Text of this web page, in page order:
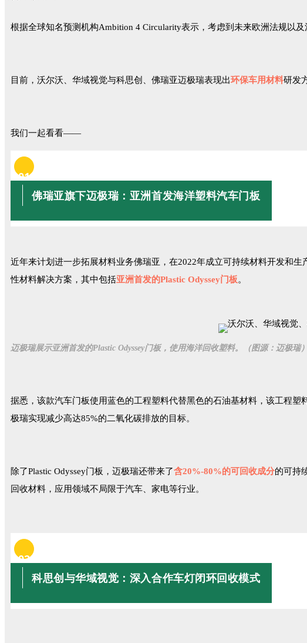
根据全球知名预测机构Ambition 4 Circularity表示，考虑到未来欧洲法规以
目前，沃尔沃、华域视觉与科思创、佛瑞亚迈极瑞表现出环保车用材料研发
我们一起看看——
01
佛瑞亚旗下迈极瑞：亚洲首发海洋塑料汽车门板
近年来计划进一步拓展材料业务佛瑞亚，在2022年成立可持续材料开发和
性材料解决方案，其中包括亚洲首发的Plastic Odyssey门板。
迈极瑞展示亚洲首发的Plastic Odyssey门板，使用海洋回收塑料。（图源：迈极瑞）
据悉，该款汽车门板使用蓝色的工程塑料代替黑色的石油基材料，该工程塑
极瑞实现减少高达85%的二氧化碳排放的目标。
除了Plastic Odyssey门板，迈极瑞还带来了含20%-80%的可回收成分的可持
回收材料，应用领域不局限于汽车、家电等行业。
02
科思创与华域视觉：深入合作车灯闭环回收模式